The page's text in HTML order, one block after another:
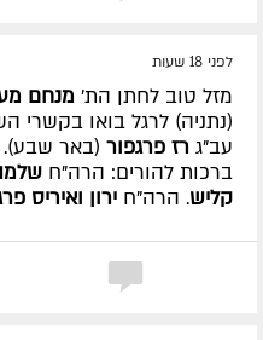
לפני 18 שעות
מזל טוב לחתן הת' מנחם
(נתניה) לרגל בואו בקשרי
עב"ג רז פרגפור (באר
ברכות להורים: הרה"ח
קליש. הרה"ח ירון ואיריס